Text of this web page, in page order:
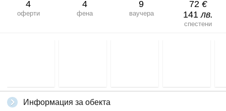
4
оферти
4
фена
9
ваучера
72 €
141лв.
спестени
Информация за обекта